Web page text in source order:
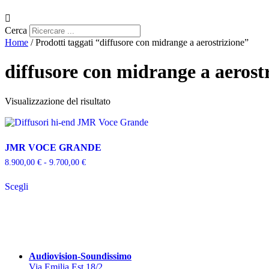
Cerca
Home / Prodotti taggati “diffusore con midrange a aerostrizione”
diffusore con midrange a
Visualizzazione del risultato
JMR VOCE GRANDE
8.900,00 € - 9.700,00 €Fascia
Scegliprodotto
possono
essere
Audiovision-Soundissimo
Via Emilia Est 18/2